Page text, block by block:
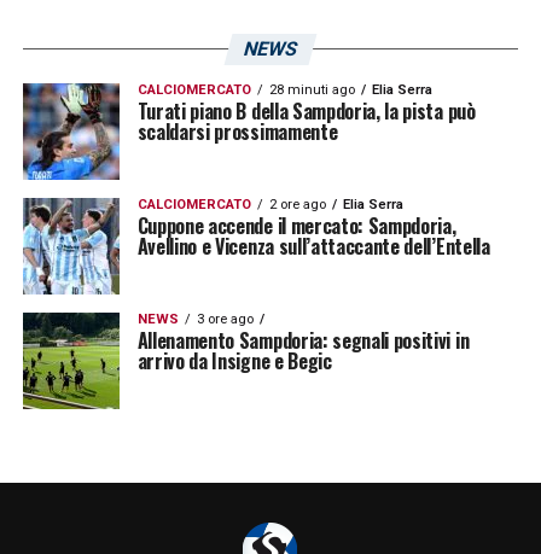
LA PLAYLIST DELLE NOSTRE TOP NEWS
NEWS
CALCIOMERCATO 28 minuti ago Elia Serra
Turati piano B della Sampdoria, la pista può
scaldarsi prossimamente
CALCIOMERCATO 2 ore ago Elia Serra
Cuppone accende il mercato: Sampdoria,
Avellino e Vicenza sull’attaccante dell’Entella
NEWS 3 ore ago
Allenamento Sampdoria: segnali positivi in
arrivo da Insigne e Begic